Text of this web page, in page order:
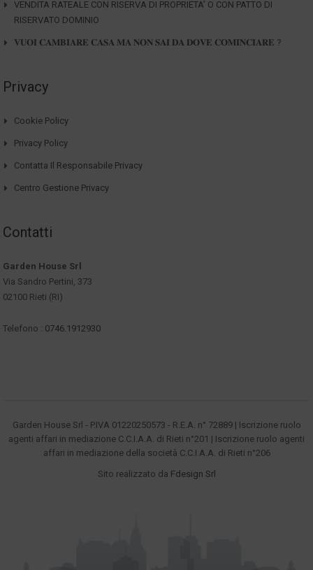
VENDITA RATEALE CON RISERVA DI PROPRIETA’ O CON PATTO DI
RISERVATO DOMINIO
𝐕𝐔𝐎𝐈 𝐂𝐀𝐌𝐁𝐈𝐀𝐑𝐄 𝐂𝐀𝐒𝐀 𝐌𝐀 𝐍𝐎𝐍 𝐒𝐀𝐈 𝐃𝐀 𝐃𝐎𝐕𝐄 𝐂𝐎𝐌𝐈𝐍𝐂𝐈𝐀𝐑𝐄 ?
Privacy
Cookie Policy
Privacy Policy
Contatta Il Responsabile Privacy
Centro Gestione Privacy
Contatti
Garden House Srl
Via Sandro Pertini, 373
02100 Rieti (RI)
Telefono : 0746.1912930
Garden House Srl - P.IVA 01220250573 - R.E.A. n° 72889 | Iscrizione ruolo
agenti affari in mediazione C.C.I.A.A. di Rieti n°201 | Iscrizione ruolo agenti
affari in mediazione della società C.C.I.A.A. di Rieti n°206
Sito realizzato da Fdesign Srl